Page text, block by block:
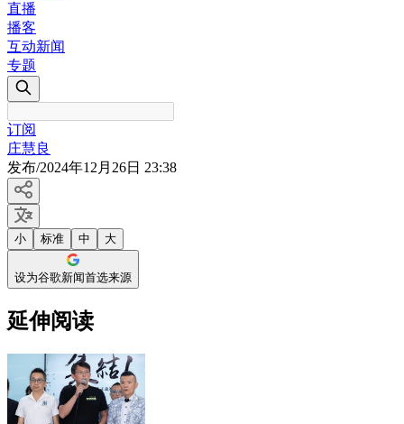
直播
播客
互动新闻
专题
订阅
庄慧良
发布/2024年12月26日 23:38
小 标准 中 大
设为谷歌新闻首选来源
延伸阅读